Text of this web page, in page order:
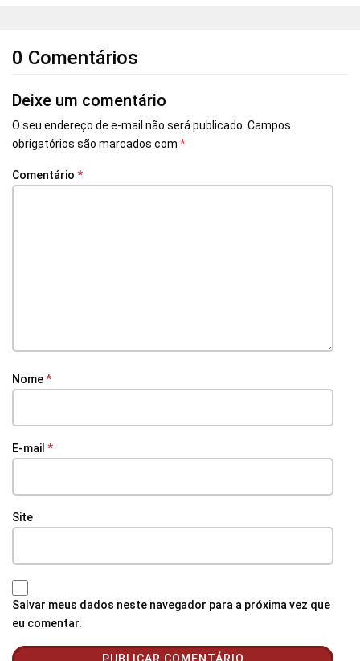
0 Comentários
Deixe um comentário
O seu endereço de e-mail não será publicado. Campos
obrigatórios são marcados com *
Comentário *
Nome*
E-mail *
Site
Salvar meus dados neste navegador para a próxima vez que
eu comentar.